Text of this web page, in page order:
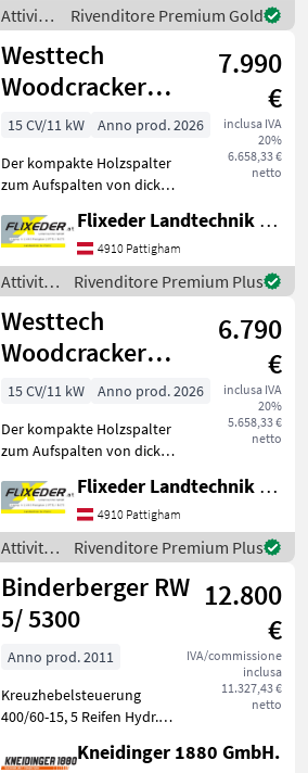
anbei, Gelenkwelle, sofort
verfügbar.
Attività
forestali
e
lavorazione
del
legno /
Rivenditore Premium Gold
Westtech
Woodcracker
L920 Spaltzange
7.990
€
inclusa IVA
20%
6.658,33 €
netto
15 CV/11 kW
Anno prod. 2026
Der kompakte Holzspalter
zum Aufspalten von dicken
am Trägergerät notwendig
in Serienausstattung mit
Zangenöffnung 920 mm mit
Spaltkraft
Flixeder Landtechnik GmbH
4910 Pattigham
Attività
forestali
e
lavorazione
del
legno /
Rivenditore Premium Plus
Westtech
Woodcracker
L700
6.790
€
inclusa IVA
20%
5.658,33 €
netto
15 CV/11 kW
Anno prod. 2026
Der kompakte Holzspalter
zum Aufspalten von dicken
MITextra ANBAUPLATTE für
alle versch, HOFTRAK oder
FL ( siehe Foto ) möglich
(Gewicht
Flixeder Landtechnik GmbH
4910 Pattigham
Attività
forestali
e
lavorazione
del
legno /
Rivenditore Premium Plus
Binderberger RW
5/ 5300
12.800
€
IVA/commissione
inclusa
11.327,43 €
netto
Anno prod. 2011
Kreuzhebelsteuerung
400/60-15, 5 Reifen Hydr.
Attività forestali eKneidinger 1880 GmbH.